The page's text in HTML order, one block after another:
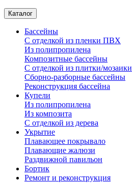
Каталог
Бассейны
С отделкой из пленки ПВХ
Из полипропилена
Композитные бассейны
С отделкой из плитки/мозаики
Сборно-разборные бассейны
Реконструкция бассейна
Купели
Из полипропилена
Из композита
С отделкой из дерева
Укрытие
Плавающее покрывало
Плавающие жалюзи
Раздвижной павильон
Бортик
Ремонт и реконструкция